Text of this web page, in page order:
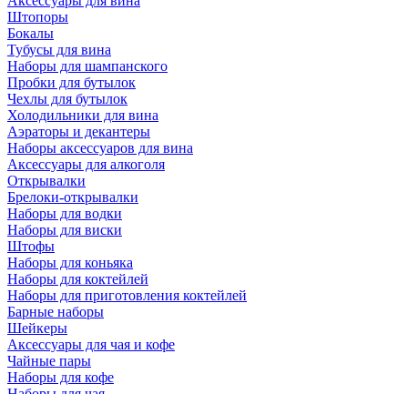
Штопоры
Бокалы
Тубусы для вина
Наборы для шампанского
Пробки для бутылок
Чехлы для бутылок
Холодильники для вина
Аэраторы и декантеры
Наборы аксессуаров для вина
Аксессуары для алкоголя
Открывалки
Брелоки-открывалки
Наборы для водки
Наборы для виски
Штофы
Наборы для коньяка
Наборы для коктейлей
Наборы для приготовления коктейлей
Барные наборы
Шейкеры
Аксессуары для чая и кофе
Чайные пары
Наборы для кофе